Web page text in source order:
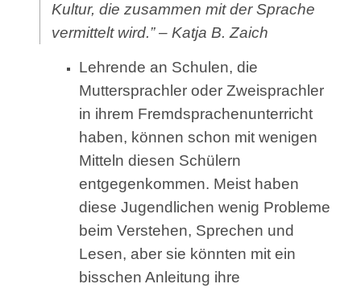
Kultur, die zusammen mit der Sprache
vermittelt wird.” – Katja B. Zaich
Lehrende an Schulen, die
Muttersprachler oder Zweisprachler
in ihrem Fremdsprachenunterricht
haben, können schon mit wenigen
Mitteln diesen Schülern
entgegenkommen. Meist haben
diese Jugendlichen wenig Probleme
beim Verstehen, Sprechen und
Lesen, aber sie könnten mit ein
bisschen Anleitung ihre